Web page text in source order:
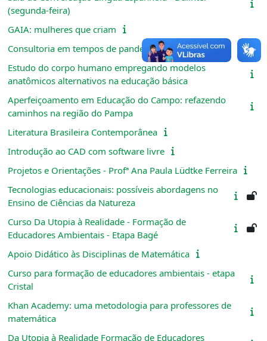
(segunda-feira)
GAIA: mulheres que criam
Consultoria em tempos de pandemia
Estudo do corpo humano empregando modelos
anatômicos alternativos na educação básica
Aperfeiçoamento em Educação do Campo: refazendo
caminhos na região do Pampa
Literatura Brasileira Contemporânea
Introdução ao CAD com software livre
Projetos e Orientações - Profª Ana Paula Lüdtke Ferreira
Tecnologias educacionais: possíveis abordagens no
Ensino de Ciências da Natureza
Curso Da Utopia à Realidade - Formação de
Educadores Ambientais - Etapa Bagé
Apoio Didático às Disciplinas de Matemática
Curso para formação de educadores ambientais - etapa
Cristal
Khan Academy: uma metodologia para professores de
matemática
Da Utopia à Realidade Formação de Educadores